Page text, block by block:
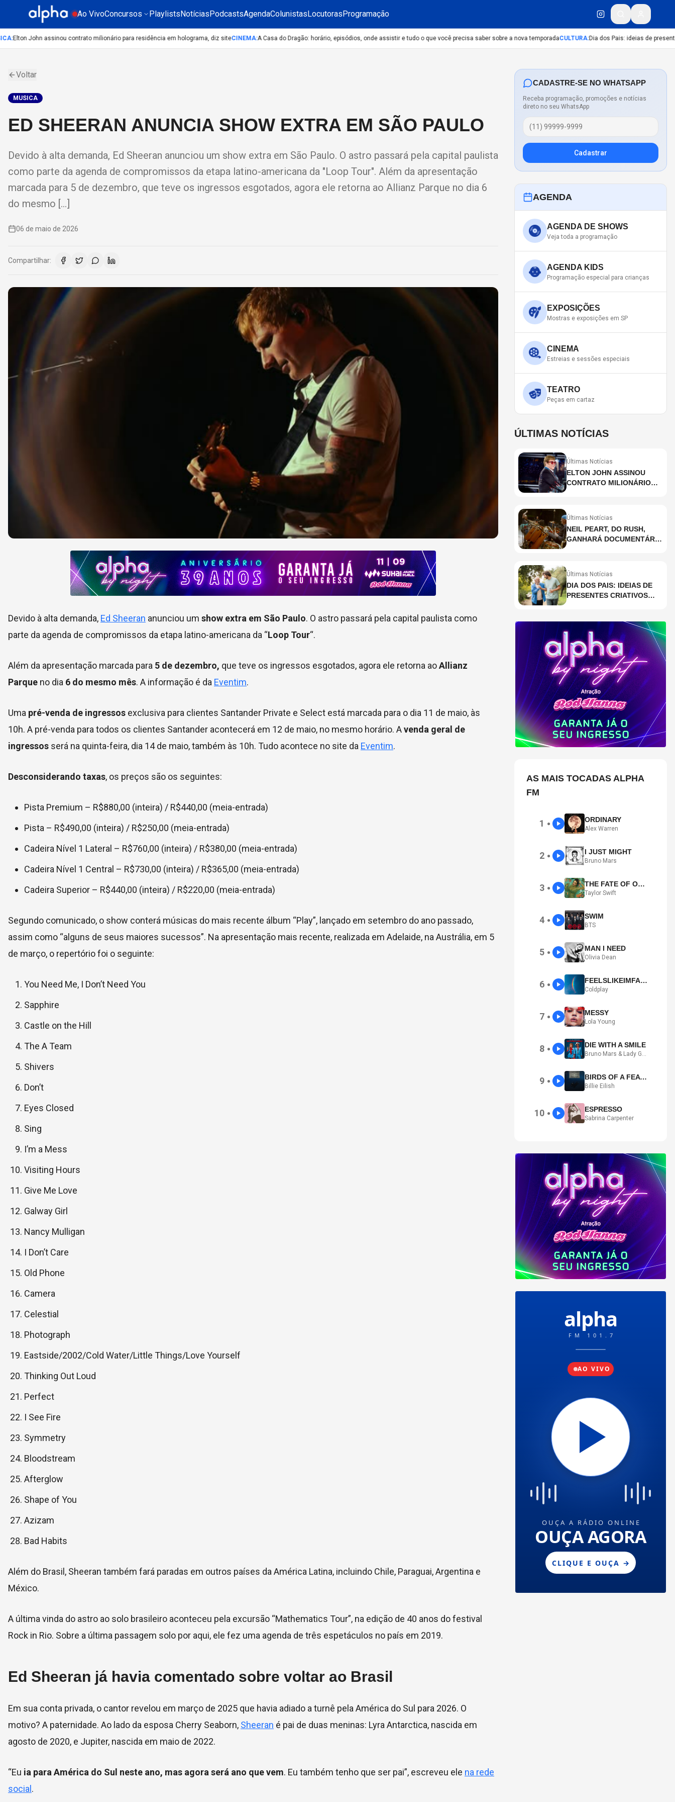
Ao VivoConcursos PlaylistsNotíciasPodcastsAgendaColunistasLocutorasProgramação
:Elton John assinou contrato milionário para residência em holograma, diz siteCINEMA:A Casa do Dragão: horário, episódios, onde assistir e tudo o que você precisa saber sobre a nova temporadaCULTURA:Dia dos Pais: ideias de
Voltar
MUSICA
ED SHEERAN ANUNCIA SHOW EXTRA EM SÃO PAULO
Devido à alta demanda, Ed Sheeran anunciou um show extra em São Paulo. O astro passará pela capital paulista
como parte da agenda de compromissos da etapa latino-americana da "Loop Tour". Além da apresentação
marcada para 5 de dezembro, que teve os ingressos esgotados, agora ele retorna ao Allianz Parque no dia 6
do mesmo […]
06 de maio de 2026
Compartilhar:
Devido à alta demanda, Ed Sheeran anunciou um show extra em São Paulo. O astro passará pela capital paulista como
parte da agenda de compromissos da etapa latino-americana da “Loop Tour“.
Além da apresentação marcada para 5 de dezembro, que teve os ingressos esgotados, agora ele retorna aoAllianz
Parque no dia 6 do mesmo mês. A informação é da Eventim.
Uma pré-venda de ingressos exclusiva para clientes Santander Private e Select está marcada para o dia 11 de maio, às
10h. A pré-venda para todos os clientes Santander acontecerá em 12 de maio, no mesmo horário. Avenda geral de
ingressos será na quinta-feira, dia 14 de maio, também às 10h. Tudo acontece no site da Eventim.
Desconsiderando taxas, os preços são os seguintes:
Pista Premium – R$880,00 (inteira) / R$440,00 (meia-entrada)
Pista – R$490,00 (inteira) / R$250,00 (meia-entrada)
Cadeira Nível 1 Lateral – R$760,00 (inteira) / R$380,00 (meia-entrada)
Cadeira Nível 1 Central – R$730,00 (inteira) / R$365,00 (meia-entrada)
Cadeira Superior – R$440,00 (inteira) / R$220,00 (meia-entrada)
Segundo comunicado, o show conterá músicas do mais recente álbum “Play”, lançado em setembro do ano passado,
assim como “alguns de seus maiores sucessos”. Na apresentação mais recente, realizada em Adelaide, na Austrália, em 5
de março, o repertório foi o seguinte:
You Need Me, I Don’t Need You
Sapphire
Castle on the Hill
The A Team
Shivers
Don’t
Eyes Closed
Sing
I’m a Mess
Visiting Hours
Give Me Love
Galway Girl
Nancy Mulligan
I Don’t Care
Old Phone
Camera
Celestial
Photograph
Eastside/2002/Cold Water/Little Things/Love Yourself
Thinking Out Loud
Perfect
I See Fire
Symmetry
Bloodstream
Afterglow
Shape of You
Azizam
Bad Habits
Além do Brasil, Sheeran também fará paradas em outros países da América Latina, incluindo Chile, Paraguai, Argentina e
México.
A última vinda do astro ao solo brasileiro aconteceu pela excursão “Mathematics Tour”, na edição de 40 anos do festival
Rock in Rio. Sobre a última passagem solo por aqui, ele fez uma agenda de três espetáculos no país em 2019.
Ed Sheeran já havia comentado sobre voltar ao Brasil
Em sua conta privada, o cantor revelou em março de 2025 que havia adiado a turnê pela América do Sul para 2026. O
motivo? A paternidade. Ao lado da esposa Cherry Seaborn, Sheeran é pai de duas meninas: Lyra Antarctica, nascida em
agosto de 2020, e Jupiter, nascida em maio de 2022.
“Eu ia para América do Sul neste ano, mas agora será ano que vem. Eu também tenho que ser pai”, escreveu ele na rede
social .
CADASTRE-SE NO WHATSAPP
Receba programação, promoções e notícias
direto no seu WhatsApp
Cadastrar
AGENDA
AGENDA DE SHOWS
Veja toda a programação
AGENDA KIDS
Programação especial para crianças
EXPOSIÇÕES
Mostras e exposições em SP
CINEMA
Estreias e sessões especiais
TEATRO
Peças em cartaz
ÚLTIMAS NOTÍCIAS
Últimas Notícias
ELTON JOHN ASSINOU
CONTRATO MILIONÁRIO
Últimas Notícias
NEIL PEART, DO RUSH,
GANHARÁ DOCUMENTÁRIO
SMITH, STEWART
CAREY
Últimas Notícias
DIA DOS PAIS: IDEIAS DE
PRESENTES CRIATIVOS
AS MAIS TOCADAS ALPHA
FM
1 ● ORDINARY
Alex Warren
2 ● I JUST MIGHT
Bruno Mars
3 ● THE FATE OF OPHELIA
Taylor Swift
4 ● SWIM
BTS
5 ● MAN I NEED
Olivia Dean
6 ● FEELSLIKEIMFALLINGINLOVE
Coldplay
7 ● MESSY
Lola Young
8 ● DIE WITH A SMILE
Bruno Mars & Lady Gaga
9 ● BIRDS OF A FEATHER
Billie Eilish
10 ● ESPRESSO
Sabrina Carpenter